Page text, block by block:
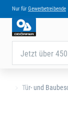
Nur für Gewerbetreibende
Jetzt über
Tür- und